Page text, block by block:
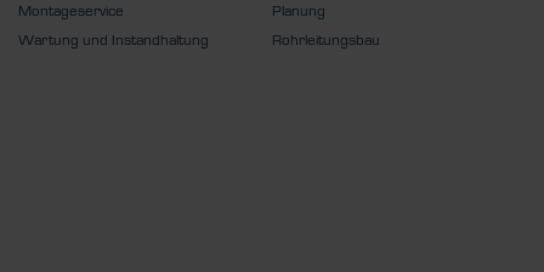
Montageservice
Wartung und Instandhaltung
Planung
Rohrleitungsbau